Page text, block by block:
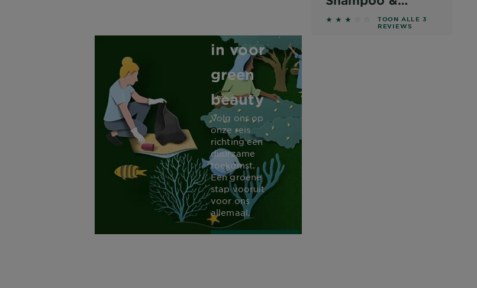
Conditioner
Abrikoos &
3 out of 5 stars based on reviews
TOON ALLE 3
REVIEWS
in voor
green
beauty
Volg ons op
onze reis
richting een
duurzame
toekomst.
Een groene
stap vooruit
voor ons
allemaal.